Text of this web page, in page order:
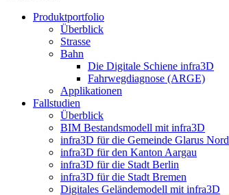
Produktportfolio
Überblick
Strasse
Bahn
Die Digitale Schiene infra3D
Fahrwegdiagnose (ARGE)
Applikationen
Fallstudien
Überblick
BIM Bestandsmodell mit infra3D
infra3D für die Gemeinde Glarus Nord
infra3D für den Kanton Aargau
infra3D für die Stadt Berlin
infra3D für die Stadt Bremen
Digitales Geländemodell mit infra3D